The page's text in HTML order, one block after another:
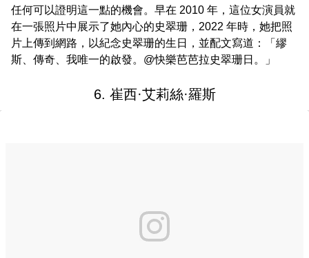
任何可以證明這一點的機會。早在 2010 年，這位女演員就
在一張照片中展示了她內心的史翠珊，2022 年時，她把照
片上傳到網路，以紀念史翠珊的生日，並配文寫道：「繆
斯、傳奇、我唯一的啟發。@快樂芭芭拉史翠珊日。」
6. 崔西·艾莉絲·羅斯